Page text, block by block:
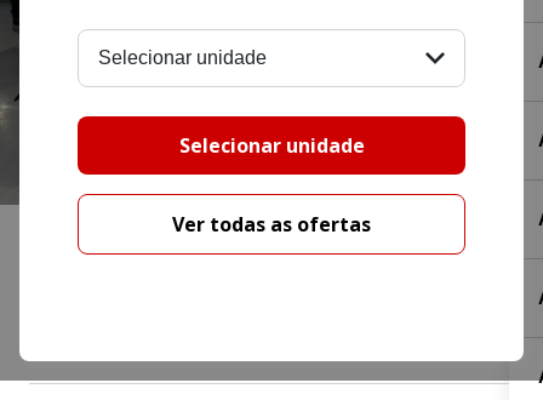
Selecionar unidade
Selecionar unidade
Ver todas as ofertas